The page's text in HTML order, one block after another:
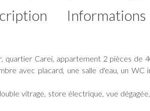
Informations
quartier Carei, appartement 2 pièces de
avec placard, une salle d'eau, un
vitrage, store électrique, vue